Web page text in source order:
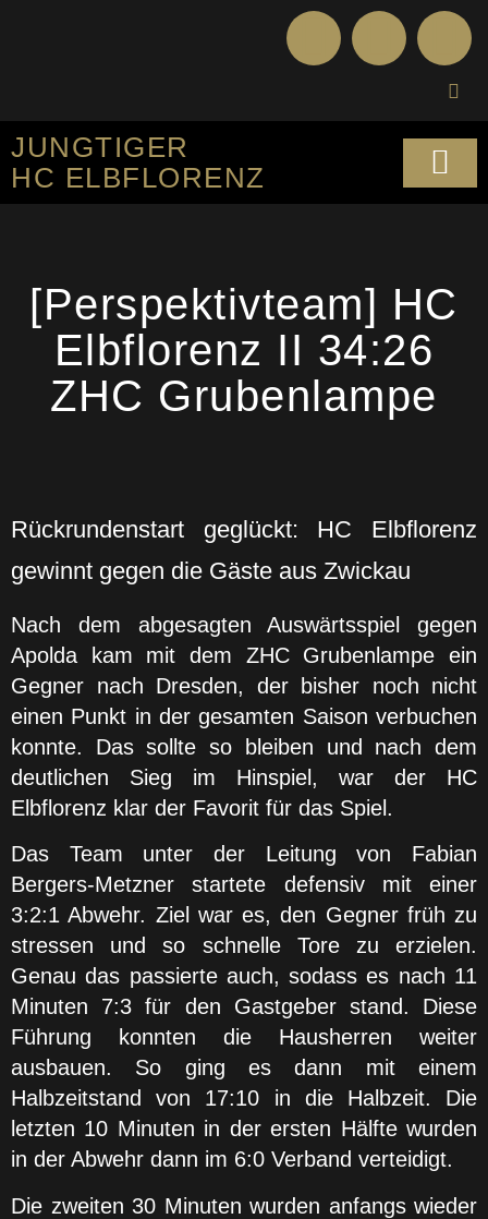
JUNGTIGER
HC ELBFLORENZ
[Perspektivteam] HC
Elbflorenz II 34:26
ZHC Grubenlampe
Rückrundenstart geglückt: HC Elbflorenz
gewinnt gegen die Gäste aus Zwickau
Nach dem abgesagten Auswärtsspiel gegen
Apolda kam mit dem ZHC Grubenlampe ein
Gegner nach Dresden, der bisher noch nicht
einen Punkt in der gesamten Saison verbuchen
konnte. Das sollte so bleiben und nach dem
deutlichen Sieg im Hinspiel, war der HC
Elbflorenz klar der Favorit für das Spiel.
Das Team unter der Leitung von Fabian
Bergers-Metzner startete defensiv mit einer
3:2:1 Abwehr. Ziel war es, den Gegner früh zu
stressen und so schnelle Tore zu erzielen.
Genau das passierte auch, sodass es nach 11
Minuten 7:3 für den Gastgeber stand. Diese
Führung konnten die Hausherren weiter
ausbauen. So ging es dann mit einem
Halbzeitstand von 17:10 in die Halbzeit. Die
letzten 10 Minuten in der ersten Hälfte wurden
in der Abwehr dann im 6:0 Verband verteidigt.
Die zweiten 30 Minuten wurden anfangs wieder